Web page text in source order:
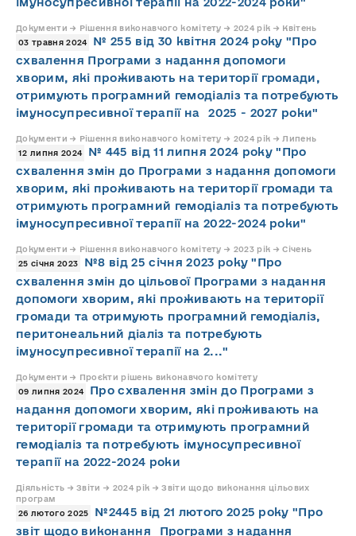
Документи → Рішення виконавчого комітету → 2024 рік → Квітень
03 травня 2024
№ 255 від 30 квітня 2024 року "Про
схвалення Програми з надання допомоги
хворим, які проживають на території громади,
отримують програмний гемодіаліз та потребують
імуносупресивної терапії на 2025 - 2027 роки"
Документи → Рішення виконавчого комітету → 2024 рік → Липень
12 липня 2024
№ 445 від 11 липня 2024 року "Про
схвалення змін до Програми з надання допомоги
хворим, які проживають на території громади та
отримують програмний гемодіаліз та потребують
імуносупресивної терапії на 2022-2024 роки"
Документи → Рішення виконавчого комітету → 2023 рік → Січень
25 січня 2023
№8 від 25 січня 2023 року "Про
схвалення змін до цільової Програми з надання
допомоги хворим, які проживають на території
громади та отримують програмний гемодіаліз,
перитонеальний діаліз та потребують
імуносупресивної терапії на 2..."
Документи → Проєкти рішень виконавчого комітету
09 липня 2024
Про схвалення змін до Програми з
надання допомоги хворим, які проживають на
території громади та отримують програмний
гемодіаліз та потребують імуносупресивної
терапії на 2022-2024 роки
Діяльність → Звіти → 2024 рік → Звіти щодо виконання цільових
програм
26 лютого 2025
№2445 від 21 лютого 2025 року "Про
звіт щодо виконання Програми з надання